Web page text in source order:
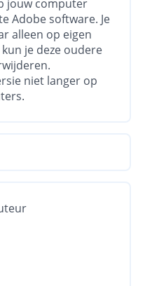
jouw computer
Adobe software. Je
alleen op eigen
je deze oudere
niet langer op